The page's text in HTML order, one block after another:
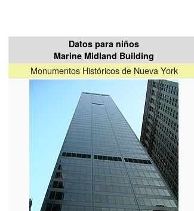
Datos para niños
Marine Midland Building
Monumentos Históricos de Nueva York